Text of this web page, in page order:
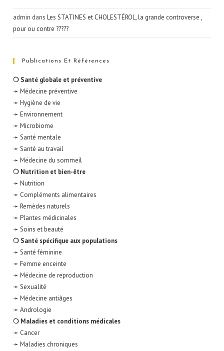
admin dansLes STATINES et CHOLESTÉROL, la grande controverse ,
pour ou contre ?????
Publications Et Références
❍ Santé globale et préventive
➛ Médecine préventive
➛ Hygiène de vie
➛ Environnement
➛ Microbiome
➛ Santé mentale
➛ Santé au travail
➛ Médecine du sommeil
❍ Nutrition et bien-être
➛ Nutrition
➛ Compléments alimentaires
➛ Remèdes naturels
➛ Plantes médicinales
➛ Soins et beauté
❍ Santé spécifique aux populations
➛ Santé féminine
➛ Femme enceinte
➛ Médecine de reproduction
➛ Sexualité
➛ Médecine antiâges
➛ Andrologie
❍ Maladies et conditions médicales
➛ Cancer
➛ Maladies chroniques